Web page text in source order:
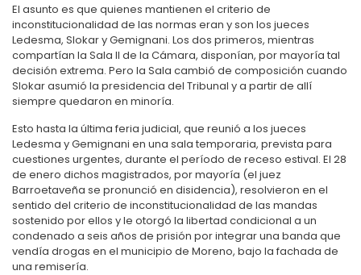
El asunto es que quienes mantienen el criterio de
inconstitucionalidad de las normas eran y son los jueces
Ledesma, Slokar y Gemignani. Los dos primeros, mientras
compartían la Sala II de la Cámara, disponían, por mayoría tal
decisión extrema. Pero la Sala cambió de composición cuando
Slokar asumió la presidencia del Tribunal y a partir de allí
siempre quedaron en minoría.
Esto hasta la última feria judicial, que reunió a los jueces
Ledesma y Gemignani en una sala temporaria, prevista para
cuestiones urgentes, durante el período de receso estival. El 28
de enero dichos magistrados, por mayoría (el juez
Barroetaveña se pronunció en disidencia), resolvieron en el
sentido del criterio de inconstitucionalidad de las mandas
sostenido por ellos y le otorgó la libertad condicional a un
condenado a seis años de prisión por integrar una banda que
vendía drogas en el municipio de Moreno, bajo la fachada de
una remisería.